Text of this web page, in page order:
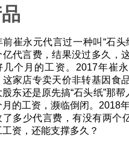
前崔永元代言过一种叫“石
亿代言费，结果没过多久，
几个月的工资。2017年崔
这家店专卖天价非转基因食
股东还是原先搞“石头纸”那
月的工资，濒临倒闭。2018
了多少代言费，有没有两个
工资，还能支撑多久？